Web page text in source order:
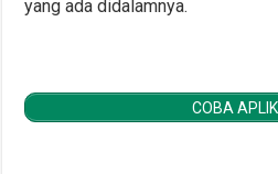
yang ada didalamnya.
COBA